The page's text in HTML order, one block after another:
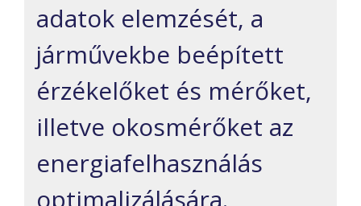
adatok elemzését, a
járművekbe beépített
érzékelőket és mérőket,
illetve okosmérőket az
energiafelhasználás
optimalizálására.